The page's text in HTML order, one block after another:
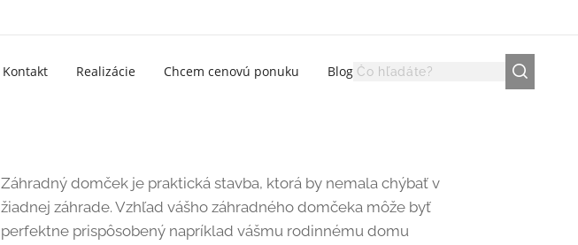
Kontakt Realizácie Chcem cenovú ponuku Blog
Záhradný domček je praktická stavba, ktorá by nemala chýbať v
žiadnej záhrade. Vzhľad vášho záhradného domčeka môže byť
perfektne prispôsobený napríklad vášmu rodinnému domu